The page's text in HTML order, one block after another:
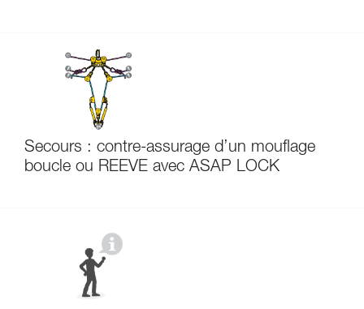
Secours : contre-assurage d’un mouflage
boucle ou REEVE avec ASAP LOCK